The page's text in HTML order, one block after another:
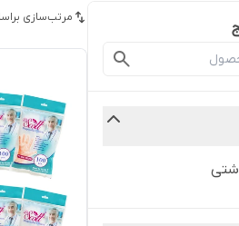
مرتب‌سازی